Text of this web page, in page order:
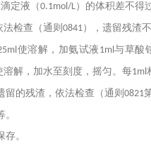
定液（0.1mol/L）的体积差不得
法检查（通则0841），遗留残渣
使溶解，加氨试液 1ml与草酸
溶解，加水至刻度，摇匀。每1ml
的残渣，依法检查（通则0821
。